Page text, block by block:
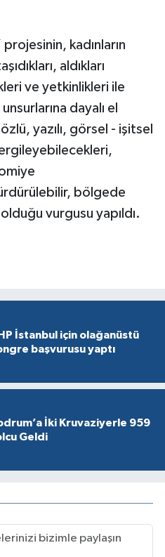
projesinin, kadınların
aldıkları
ve yetkinlikleri ile
dayalı el
yazılı, görsel - işitsel
bölgede
vurgusu yapıldı.
İstanbul için olağanüstü
başvurusu yaptı
İki Kruvaziyerle 959
Geldi